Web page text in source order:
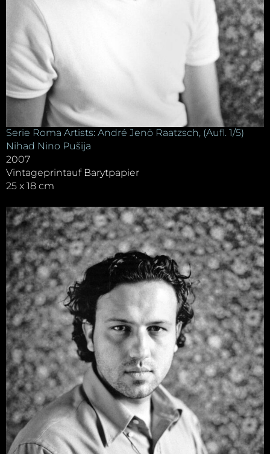
Serie Roma Artists: André Jenö Raatzsch, (Aufl. 1/5)
Nihad Nino Pušija
2007
Vintageprintauf Barytpapier
25 x 18 cm